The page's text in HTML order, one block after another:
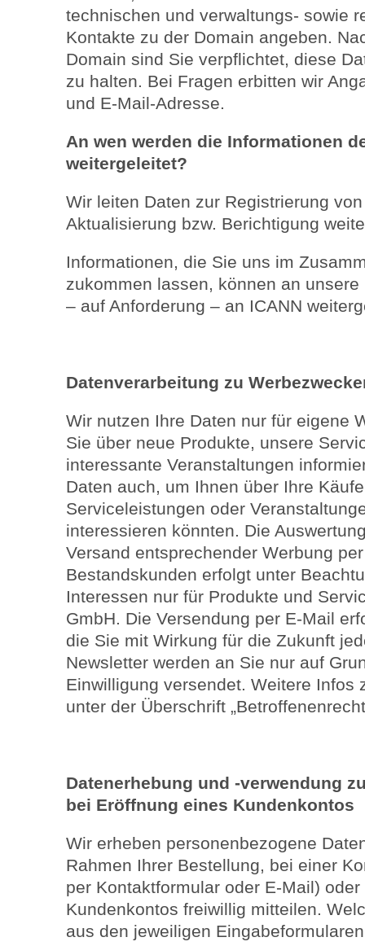
technischen und verwaltungs- sowie
Kontakte zu der Domain angeben.
Domain sind Sie verpflichtet, diese
zu halten. Bei Fragen erbitten wir
und E-Mail-Adresse.
An wen werden die Informationen
weitergeleitet?
Wir leiten Daten zur Registrierung
Aktualisierung bzw. Berichtigung
Informationen, die Sie uns im
zukommen lassen, können an
– auf Anforderung – an ICANN
Datenverarbeitung zu
Wir nutzen Ihre Daten nur für eigene
Sie über neue Produkte, unsere
interessante Veranstaltungen
Daten auch, um Ihnen über Ihre
Serviceleistungen oder
interessieren könnten. Die
Versand entsprechender Werbung
Bestandskunden erfolgt unter
Interessen nur für Produkte und
GmbH. Die Versendung per E-Mail
die Sie mit Wirkung für die Zukunft
Newsletter werden an Sie nur auf
Einwilligung versendet. Weitere Infos
unter der Überschrift
Datenerhebung und -verwendung
bei Eröffnung eines Kundenkontos
Wir erheben personenbezogene
Rahmen Ihrer Bestellung, bei einer
per Kontaktformular oder E-Mail)
Kundenkontos freiwillig mitteilen.
aus den jeweiligen